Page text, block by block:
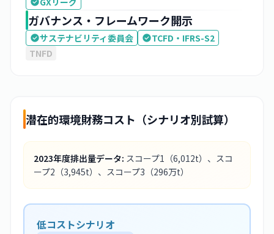
ガバナンス・フレームワーク開示
サステナビリティ委員会
TCFD・IFRS-S2
TNFD
潜在的環境財務コスト（シナリオ別試算）
2023年度排出量データ: スコープ1 （6,012t） 、スコ
ープ2 （3,945t） 、スコープ3 （296万t）
低コストシナリオ